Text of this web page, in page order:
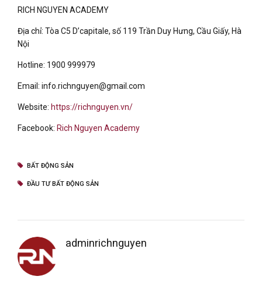
RICH NGUYEN ACADEMY
Địa chỉ: Tòa C5 D’capitale, số 119 Trần Duy Hưng, Cầu Giấy, Hà
Nội
Hotline: 1900 999979
Email: info.richnguyen@gmail.com
Website: https://richnguyen.vn/
Facebook: Rich Nguyen Academy
BẤT ĐỘNG SẢN
ĐẦU TƯ BẤT ĐỘNG SẢN
adminrichnguyen